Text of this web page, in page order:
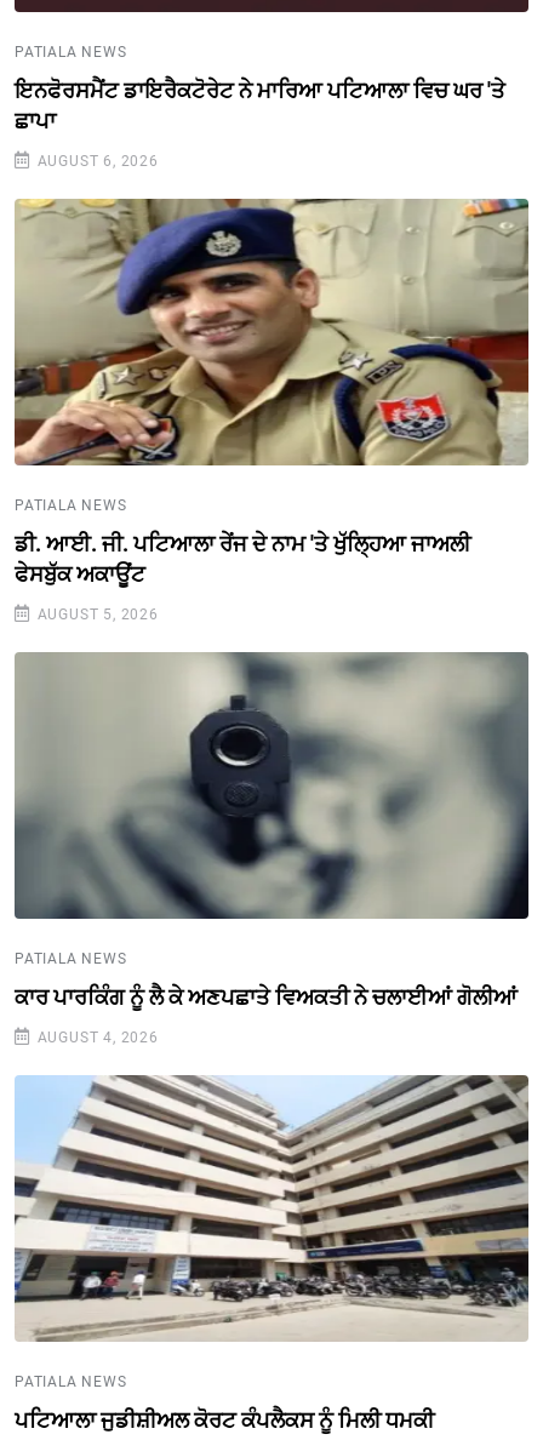
PATIALA NEWS
ਇਨਫੋਰਸਮੈਂਟ ਡਾਇਰੈਕਟੋਰੇਟ ਨੇ ਮਾਰਿਆ ਪਟਿਆਲਾ ਵਿਚ ਘਰ 'ਤੇ
ਛਾਪਾ
AUGUST 6, 2026
PATIALA NEWS
ਡੀ. ਆਈ. ਜੀ. ਪਟਿਆਲਾ ਰੇਂਜ ਦੇ ਨਾਮ 'ਤੇ ਖੁੱਲ੍ਹਿਆ ਜਾਅਲੀ
ਫੇਸਬੁੱਕ ਅਕਾਊਂਟ
AUGUST 5, 2026
PATIALA NEWS
ਕਾਰ ਪਾਰਕਿੰਗ ਨੂੰ ਲੈ ਕੇ ਅਣਪਛਾਤੇ ਵਿਅਕਤੀ ਨੇ ਚਲਾਈਆਂ ਗੋਲੀਆਂ
AUGUST 4, 2026
PATIALA NEWS
ਪਟਿਆਲਾ ਜੁਡੀਸ਼ੀਅਲ ਕੋਰਟ ਕੰਪਲੈਕਸ ਨੂੰ ਮਿਲੀ ਧਮਕੀ